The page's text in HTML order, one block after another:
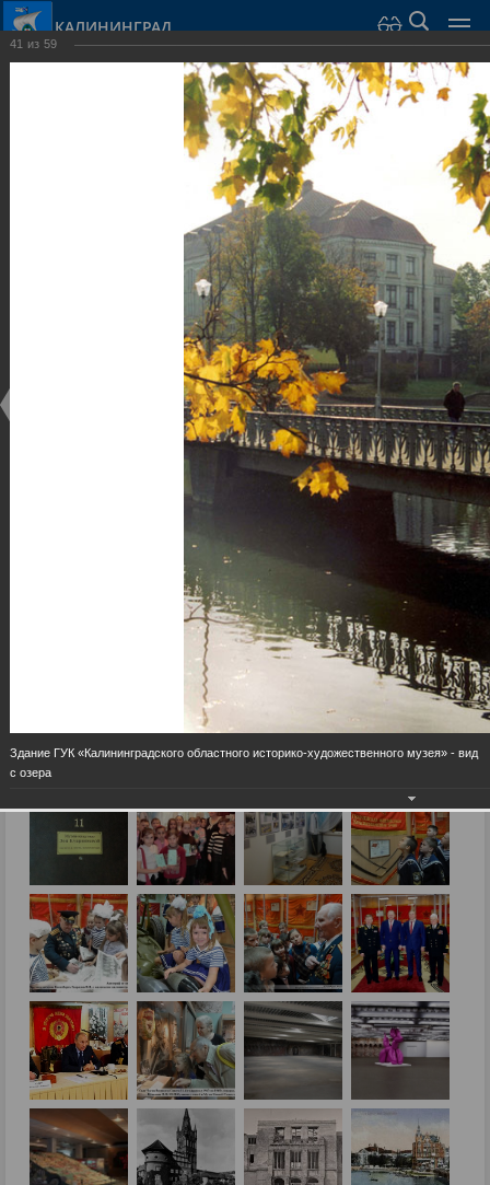
КАЛИНИНГРАД
Город › Фотогалерея
›
Музеи
41 из 59
Здание ГУК «Калининградского областного историко-художественного музея» - вид
с озера